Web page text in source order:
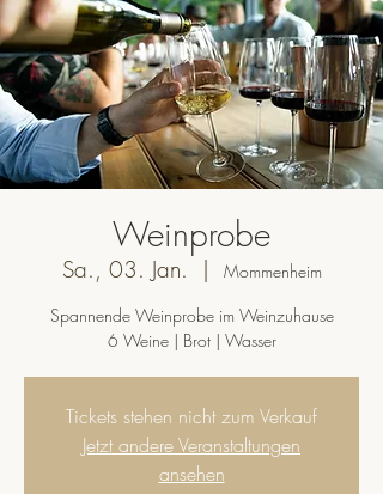
Weinprobe
Sa., 03. Jan.
  |
Mommenheim
Spannende Weinprobe im Weinzuhause
6 Weine | Brot | Wasser
Tickets stehen nicht zum Verkauf
Jetzt andere Veranstaltungen
ansehen